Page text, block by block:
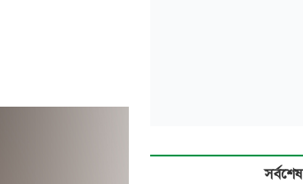
সর্বশেষ